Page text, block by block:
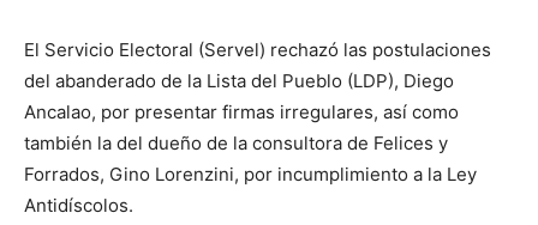
El Servicio Electoral (Servel) rechazó las postulaciones
del abanderado de la Lista del Pueblo (LDP), Diego
Ancalao, por presentar firmas irregulares, así como
también la del dueño de la consultora de Felices y
Forrados, Gino Lorenzini, por incumplimiento a la Ley
Antidíscolos.